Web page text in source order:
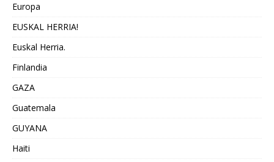
Europa
EUSKAL HERRIA!
Euskal Herria.
Finlandia
GAZA
Guatemala
GUYANA
Haiti